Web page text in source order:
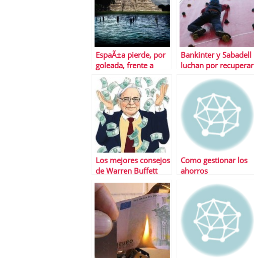
EspaÃ±a pierde, por
goleada, frente a
MÃ©xico la partida
de la inversiÃ³n
internacional
Bankinter y Sabadell
luchan por recuperar
perdidas en Bolsa
Los mejores consejos
de Warren Buffett
para invertir
Como gestionar los
ahorros